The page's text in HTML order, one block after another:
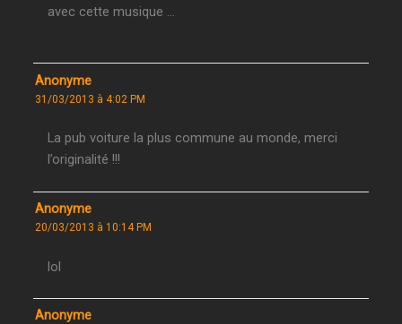
avec cette musique …
Anonyme
31/03/2013 à 4:02 PM
La pub voiture la plus commune au monde, merci
l’originalité !!!
Anonyme
20/03/2013 à 10:14 PM
lol
Anonyme